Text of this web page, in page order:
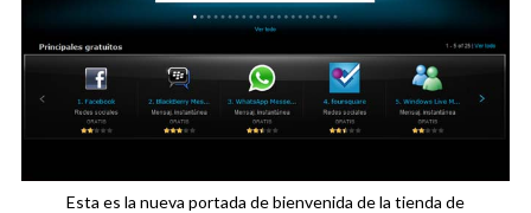
Esta es la nueva portada de bienvenida de la tienda de